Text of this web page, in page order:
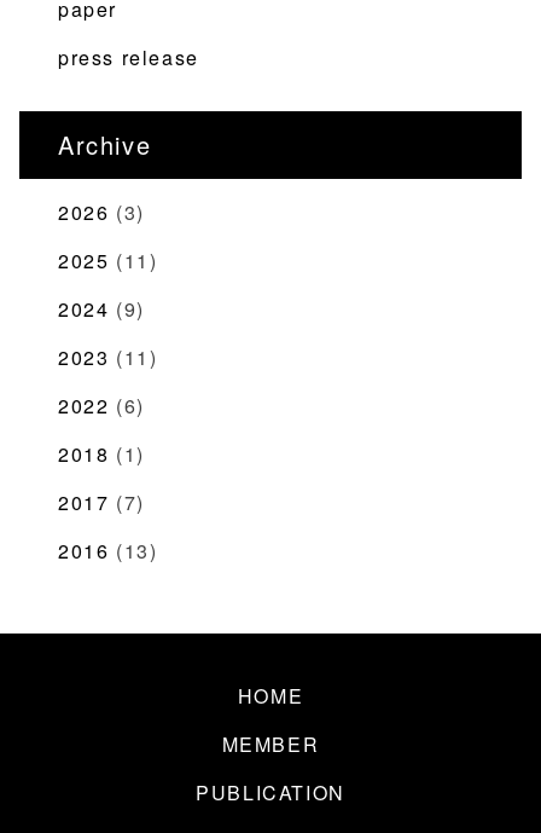
paper
press release
Archive
2026 (3)
2025 (11)
2024 (9)
2023 (11)
2022 (6)
2018 (1)
2017 (7)
2016 (13)
HOME
MEMBER
PUBLICATION